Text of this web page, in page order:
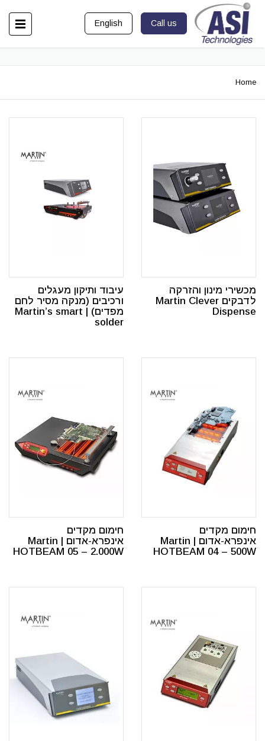
Call us
English
Home
מכשירי מינון והזרקה
לדבקים Martin Clever
Dispense
עיבוד ותיקון מעגלים
ורכיבים (מנקה מסיר לחם
מפדים) | Martin’s smart
solder
חימום מקדים
אינפרא-אדום Martin |
HOTBEAM 04 – 500W
חימום מקדים
אינפרא-אדום Martin |
HOTBEAM 05 – 2.000W